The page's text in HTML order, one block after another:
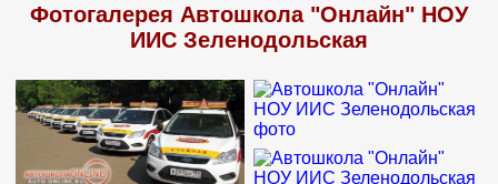
Фотогалерея Автошкола "Онлайн" НОУ
ИИС Зеленодольская